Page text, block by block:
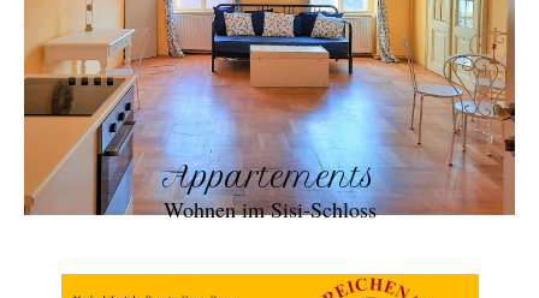
Appartements
Wohnen im Sisi-Schloss